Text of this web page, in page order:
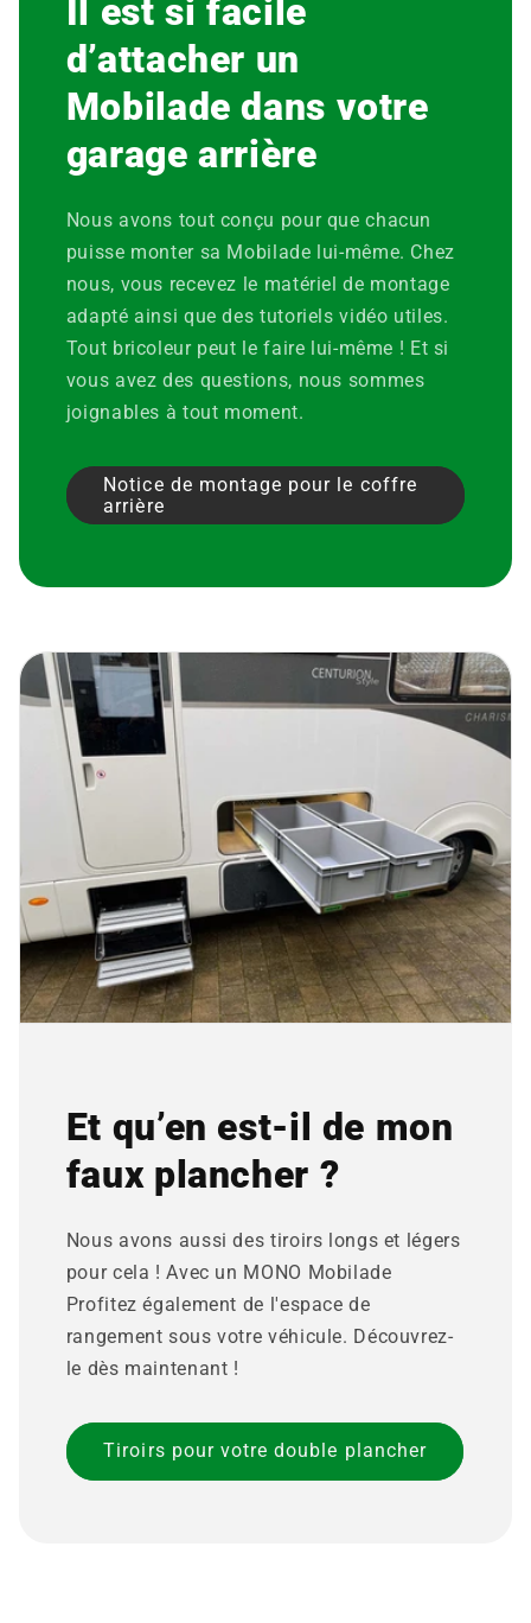
Il est si facile
d’attacher un
Mobilade dans votre
garage arrière
Nous avons tout conçu pour que chacun
puisse monter sa Mobilade lui‑même. Chez
nous, vous recevez le matériel de montage
adapté ainsi que des tutoriels vidéo utiles.
Tout bricoleur peut le faire lui‑même ! Et si
vous avez des questions, nous sommes
joignables à tout moment.
Notice de montage pour le coffre
arrière
Et qu’en est-il de mon
faux plancher ?
Nous avons aussi des tiroirs longs et légers
pour cela ! Avec un MONO Mobilade
Profitez également de l'espace de
rangement sous votre véhicule. Découvrez-
le dès maintenant !
Tiroirs pour votre double plancher